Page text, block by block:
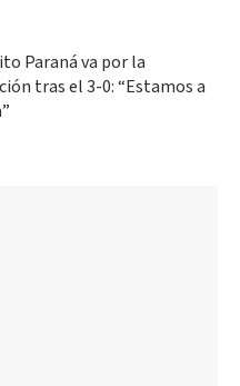
Paraná va por la
tras el 3-0: “Estamos a